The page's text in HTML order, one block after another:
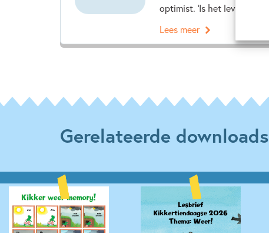
optimist. 'Is het leven niet...
Lees meer
Gerelateerde downloads